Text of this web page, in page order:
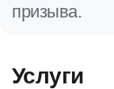
призыва.
Услуги